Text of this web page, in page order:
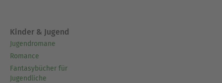
Kinder & Jugend
Jugendromane
Romance
Fantasybücher für
Jugendliche